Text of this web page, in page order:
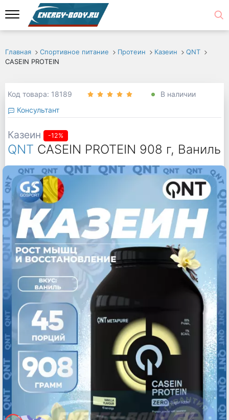
Главная Спортивное питание Протеин Казеин
QNT
CASEIN PROTEIN
Код товара: 18189
В наличии
Консультант
Казеин -12%
QNT CASEIN PROTEIN 908 г, Ваниль